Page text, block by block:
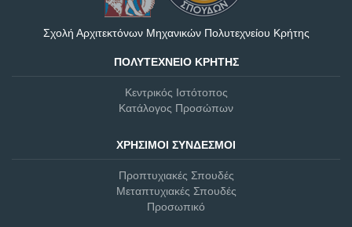
Σχολή Αρχιτεκτόνων Μηχανικών Πολυτεχνείου Κρήτης
ΠΟΛΥΤΕΧΝΕΊΟ ΚΡΉΤΗΣ
Κεντρικός Ιστότοπος
Κατάλογος Προσώπων
ΧΡΉΣΙΜΟΙ ΣΎΝΔΕΣΜΟΙ
Προπτυχιακές Σπουδές
Μεταπτυχιακές Σπουδές
Προσωπικό